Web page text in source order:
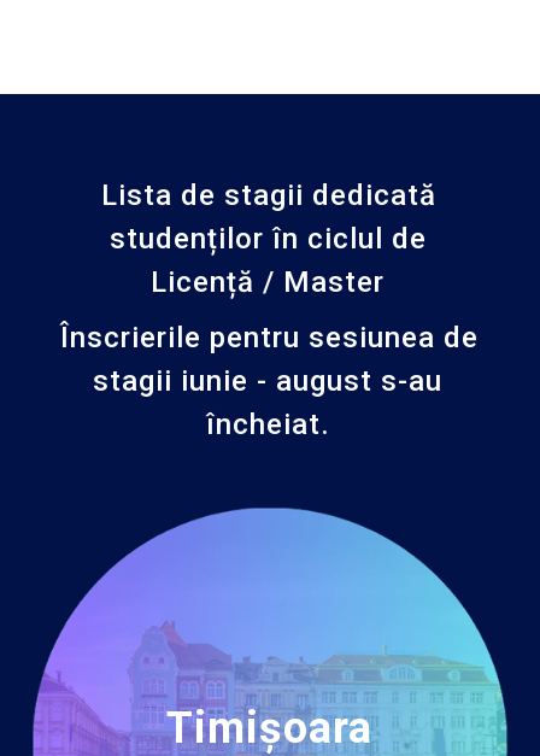
Lista de stagii dedicată
studenților în ciclul de
Licență / Master
Înscrierile pentru sesiunea de
stagii iunie - august s-au
încheiat.
Timișoara